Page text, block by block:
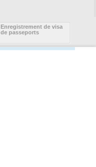
Enregistrement de visa
de passeports